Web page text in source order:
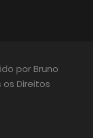
por Bruno
os Direitos